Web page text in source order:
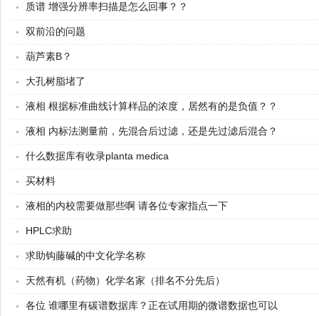
质谱 增强分辨率扫描是怎么回事？？
双前沿的问题
葫芦素B？
大孔树脂堵了
液相 根据标准曲线计算样品的浓度，居然有的是负值？？
液相 内标法测量前，先混合后过滤，还是先过滤后混合？
什么数据库有收录planta medica
买材料
液相的内校需要做那些啊 请各位专家指点一下
HPLC求助
求助钩藤碱的中文化学名称
天然有机（药物）化学名家（排名不分先后）
各位 谁哪里有碳谱数据库？正在试用期的微谱数据也可以